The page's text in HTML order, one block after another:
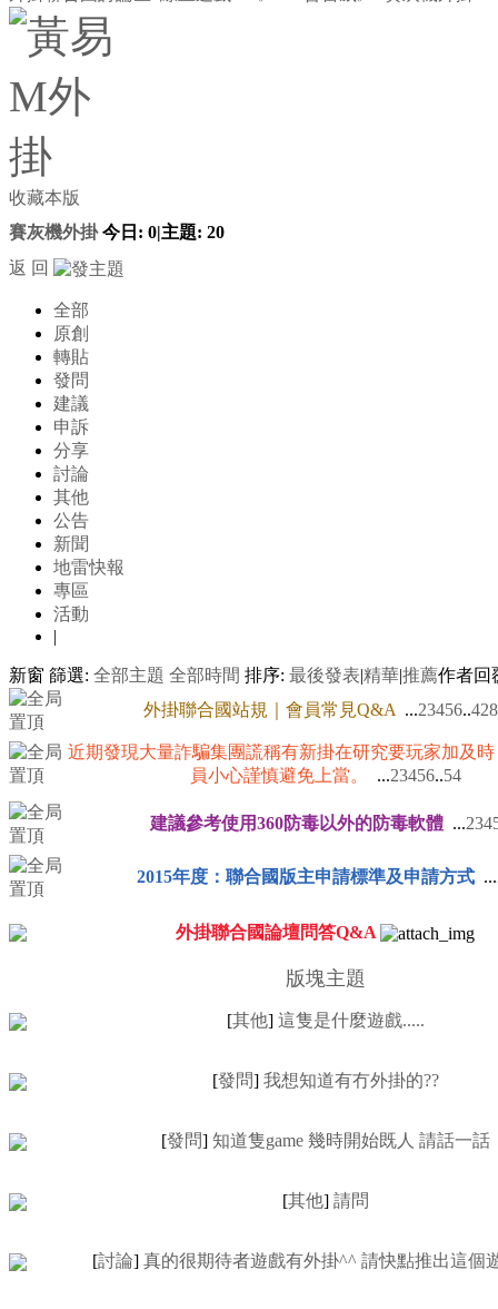
收藏本版
賽灰機外掛 今日: 0|主題: 20
返 回
全部
原創
轉貼
發問
建議
申訴
分享
討論
其他
公告
新聞
地雷快報
專區
活動
|
新窗 篩選: 全部主題 全部時間 排序: 最後發表|精華|推薦作者回
外掛聯合國站規｜會員常見Q&A ...23456..
近期發現大量詐騙集團謊稱有新掛在研究要玩家加及
員小心謹慎避免上當。
...23456..54
建議參考使用360防毒以外的防毒軟體 ...234
2015年度：聯合國版主申請標準及申請方式 ...
外掛聯合國論壇問答Q&A
版塊主題
[其他] 這隻是什麼遊戲.....
[發問] 我想知道有冇外掛的??
[發問] 知道隻game 幾時開始既人 請話一話
[其他] 請問
[討論] 真的很期待者遊戲有外掛^^ 請快點推出這個